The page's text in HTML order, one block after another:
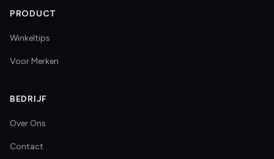
PRODUCT
Winkeltips
Voor Merken
BEDRIJF
Over Ons
Contact